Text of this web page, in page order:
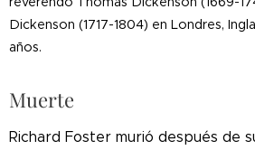
Dickenson (1717-1804) en Londres,
años.
Muerte
Richard Foster murió después de